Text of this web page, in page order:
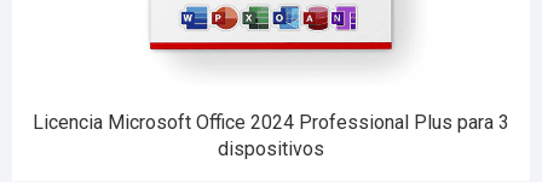
DESCARGAS EN OTROS IDIOMAS
NOTA
Licencia Microsoft Office 2024 Professional Plus para 3
dispositivos
Licencia de Microsoft Windows 11 Professional para 3
PC